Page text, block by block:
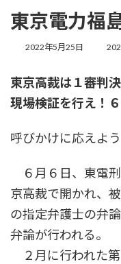
東京電力福
2022年5月25日
最
新
時
東京高裁は１審判
現場検証を行え！
呼びかけに応えよう
６月６日、東電
京高裁で開かれ、
の指定弁護士の弁
弁論が行われる。
２月に行われた